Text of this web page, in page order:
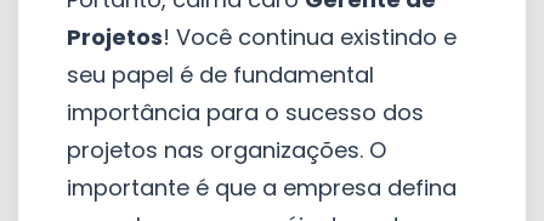
Projetos! Você continua existindo e
seu papel é de fundamental
importância para o sucesso dos
projetos nas organizações. O
importante é que a empresa defina